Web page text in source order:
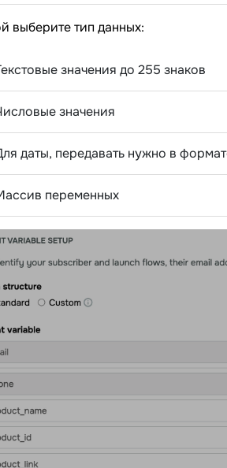
выберите тип данных:
значения до 255 знаков
значения
даты, передавать нужно в
переменных